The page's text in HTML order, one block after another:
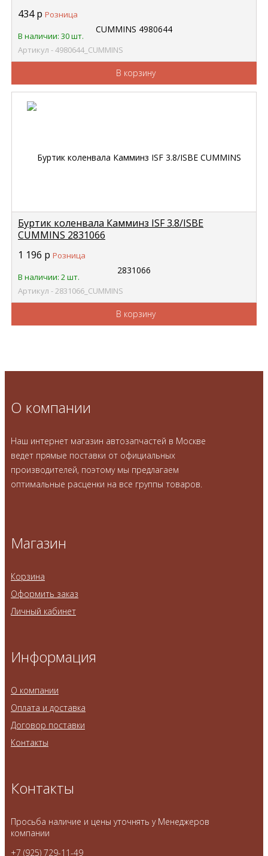
434р Розница
В наличии: 30 шт.
Артикул - 4980644_CUMMINS
В корзину
Буртик коленвала Камминз ISF 3.8/ISBE
CUMMINS 2831066
1 196 р Розница
В наличии: 2 шт.
Артикул - 2831066_CUMMINS
В корзину
О компании
Наш интернет магазин автозапчастей в Москве
ведет прямые поставки от официальных
производителей, поэтому мы предлагаем
оптимальные расценки на все группы товаров.
Магазин
Корзина
Оформить заказ
Личный кабинет
Информация
О компании
Оплата и доставка
Договор поставки
Контакты
Контакты
Просьба наличие и цены уточнять у Менеджеров
компании
+7 (925) 729-11-49